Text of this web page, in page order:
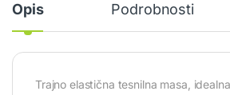
Opis Podrobnosti
Trajno elastična tesnilna masa,